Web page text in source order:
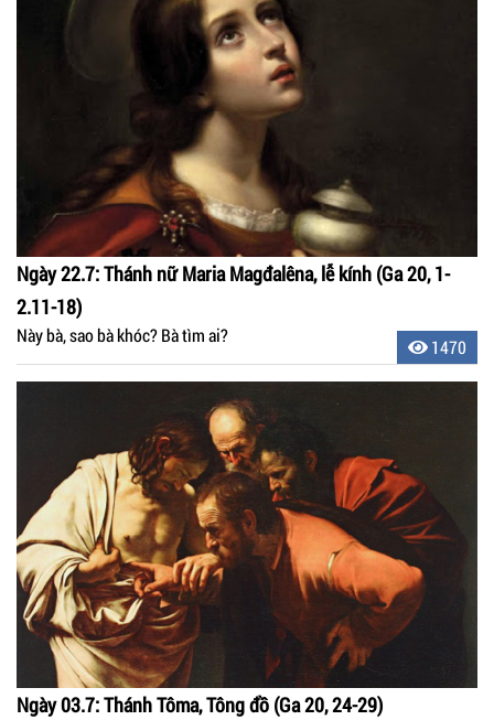
Ngày 22.7: Thánh nữ Maria Magđalêna, lễ kính (Ga 20, 1-
2.11-18)
Này bà, sao bà khóc? Bà tìm ai?
1470
Ngày 03.7: Thánh Tôma, Tông đồ (Ga 20, 24-29)